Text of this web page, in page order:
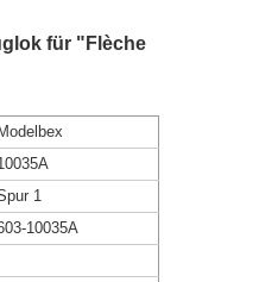
für "Flèche
Modelbex
1
10035A